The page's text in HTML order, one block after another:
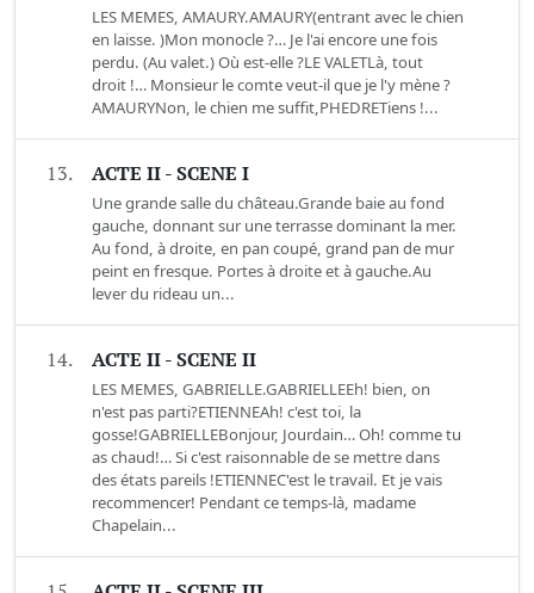
LES MEMES, AMAURY.AMAURY(entrant avec le chien
en laisse. )Mon monocle ?… Je l'ai encore une fois
perdu. (Au valet.) Où est-elle ?LE VALETLà, tout
droit !… Monsieur le comte veut-il que je l'y mène ?
AMAURYNon, le chien me suffit,PHEDRETiens !...
13. ACTE II - SCENE I
Une grande salle du château.Grande baie au fond
gauche, donnant sur une terrasse dominant la mer.
Au fond, à droite, en pan coupé, grand pan de mur
peint en fresque. Portes à droite et à gauche.Au
lever du rideau un...
14. ACTE II - SCENE II
LES MEMES, GABRIELLE.GABRIELLEEh! bien, on
n'est pas parti?ETIENNEAh! c'est toi, la
gosse!GABRIELLEBonjour, Jourdain… Oh! comme tu
as chaud!… Si c'est raisonnable de se mettre dans
des états pareils !ETIENNEC'est le travail. Et je vais
recommencer! Pendant ce temps-là, madame
Chapelain...